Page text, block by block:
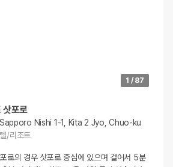
1 / 87
삿포로
Nishi 1-1, Kita 2 Jyo, Chuo-ku
/리조트
로의 경우 삿포로 중심에 있으며 걸어서 5분